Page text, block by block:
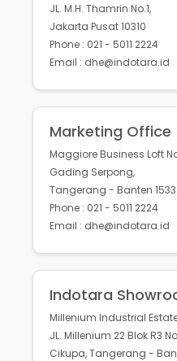
JL. M.H. Thamrin No.1,
Jakarta Pusat 10310
Phone : 021 - 5011 2224
Email : dhe@indotara.id
Marketing Office
Maggiore Business Loft
Gading Serpong,
Tangerang - Banten
Phone : 021 - 5011 2224
Email : dhe@indotara.id
Indotara
Millenium Industrial
JL. Millenium 22 Blok R3
Cikupa, Tangerang -